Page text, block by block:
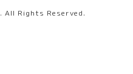
. All Rights Reserved.